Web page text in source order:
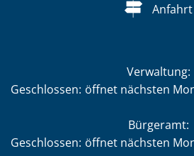
Anfahrt
Verwaltung:
Klicken, um weitere Öffnungs-
Geschlossen: öffnet nächsten
Bürgeramt:
Klicken, um weitere Öffnungs-
Geschlossen: öffnet nächsten